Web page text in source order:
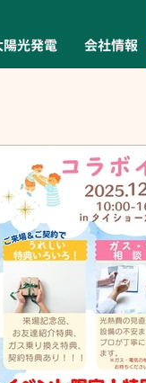
陽光発電 会社情報